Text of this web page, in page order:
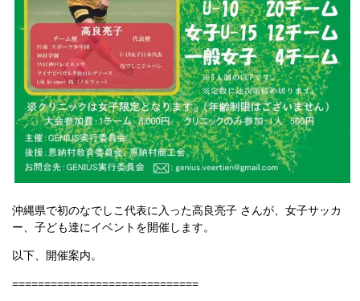
沖縄県で初のなでしこ代表に入った高良亮子 さんが、女子サッカ
ー、子ども達にイベントを開催します。
以下、開催案内。
=============================